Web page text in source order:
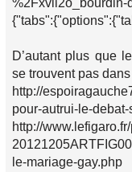
%2Fxvli2o_bourdin-
D’autant plus que
se trouvent pas
http://
pour-autrui-le-
http://
le-mariage-gay.php